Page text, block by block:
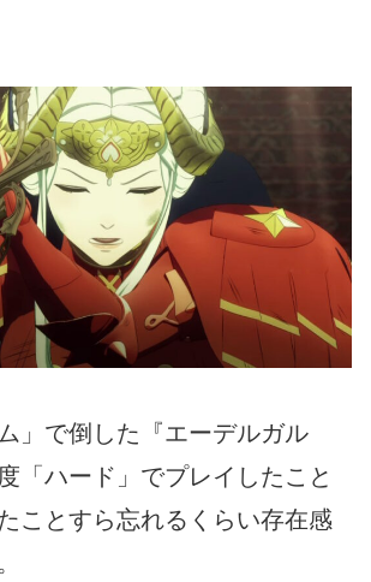
」で倒した『エーデルガル
「ハード」でプレイしたこと
ことすら忘れるくらい存在感